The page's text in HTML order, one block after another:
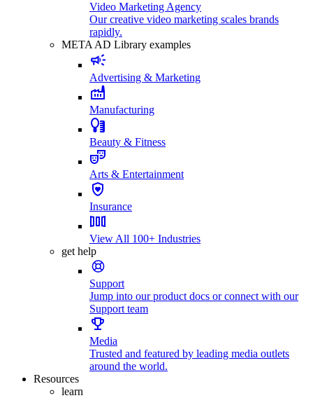
Video Marketing Agency
Our creative video marketing scales brands
rapidly.
META AD Library examples
Advertising & Marketing
Manufacturing
Beauty & Fitness
Arts & Entertainment
Insurance
View All 100+ Industries
get help
Support
Jump into our product docs or connect with our
Support team
Media
Trusted and featured by leading media outlets
around the world.
Resources
learn